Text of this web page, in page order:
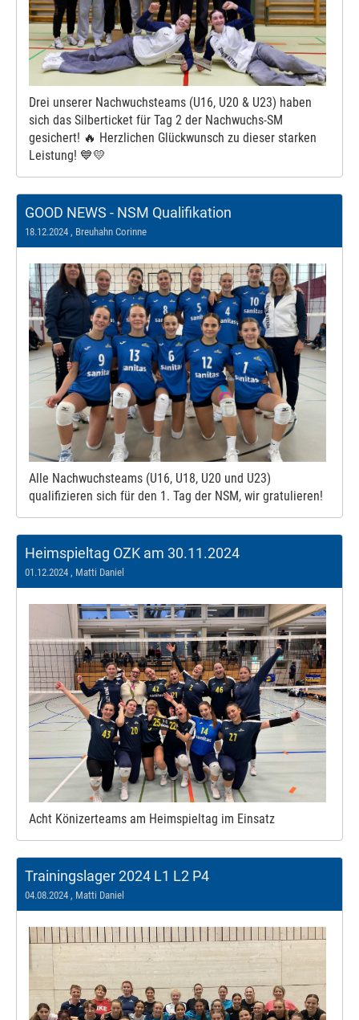
Drei unserer Nachwuchsteams (U16, U20 & U23) haben
sich das Silberticket für Tag 2 der Nachwuchs-SM
gesichert! 🔥 Herzlichen Glückwunsch zu dieser starken
Leistung! 💙💛
GOOD NEWS - NSM Qualifikation
18.12.2024 , Breuhahn Corinne
Alle Nachwuchsteams (U16, U18, U20 und U23)
qualifizieren sich für den 1. Tag der NSM, wir gratulieren!
Heimspieltag OZK am 30.11.2024
01.12.2024 , Matti Daniel
Acht Könizerteams am Heimspieltag im Einsatz
Trainingslager 2024 L1 L2 P4
04.08.2024 , Matti Daniel